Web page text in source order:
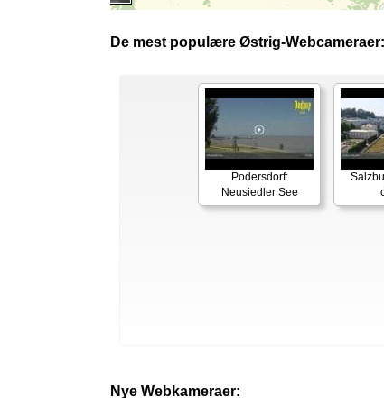
De mest populære Østrig-Webcameraer:
Podersdorf:
Neusiedler See
Nye Webkameraer: